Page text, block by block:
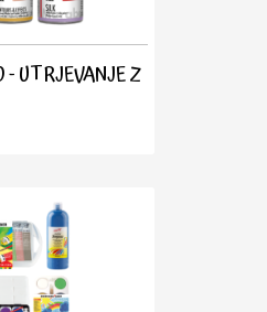
- UTRJEVANJE Z